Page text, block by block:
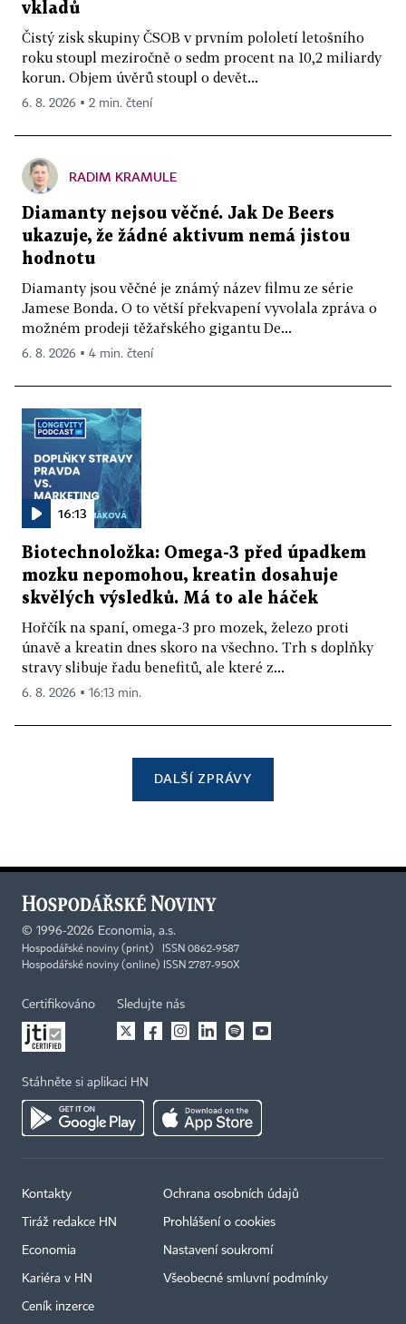
vkladů
Čistý zisk skupiny ČSOB v prvním pololetí letošního
roku stoupl meziročně o sedm procent na 10,2 miliardy
korun. Objem úvěrů stoupl o devět...
6. 8. 2026 ▪ 2 min. čtení
RADIM KRAMULE
Diamanty nejsou věčné. Jak De Beers
ukazuje, že žádné aktivum nemá jistou
hodnotu
Diamanty jsou věčné je známý název filmu ze série
Jamese Bonda. O to větší překvapení vyvolala zpráva o
možném prodeji těžařského gigantu De...
6. 8. 2026 ▪ 4 min. čtení
16:13
Biotechnoložka: Omega-3 před úpadkem
mozku nepomohou, kreatin dosahuje
skvělých výsledků. Má to ale háček
Hořčík na spaní, omega-3 pro mozek, železo proti
únavě a kreatin dnes skoro na všechno. Trh s doplňky
stravy slibuje řadu benefitů, ale které z...
6. 8. 2026 ▪ 16:13 min.
DALŠÍ ZPRÁVY
© 1996-2026 Economia, a.s.
Hospodářské noviny (print) ISSN 0862-9587
Hospodářské noviny (online) ISSN 2787-950X
Certifikováno Sledujte nás
Stáhněte si aplikaci HN
Kontakty
Tiráž redakce HN
Economia
Kariéra v HN
Ceník inzerce
Ochrana osobních údajů
Prohlášení o cookies
Nastavení soukromí
Všeobecné smluvní podmínky